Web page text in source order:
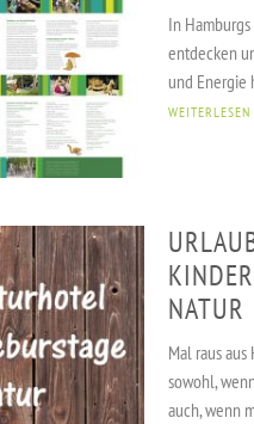
In
entdecken
und Energie
WEITERLESEN
NATUR
Mal raus
sowohl,
auch, wenn